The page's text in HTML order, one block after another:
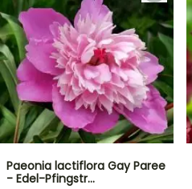
Paeonia lactiflora Gay Paree
- Edel-Pfingstr…